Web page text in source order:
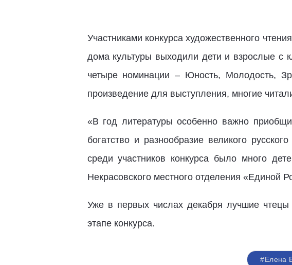
Участниками конкурса художественного
дома культуры выходили дети и взрослые с
четыре номинации – Юность, Молодость,
произведение для выступления, многие
«В год литературы особенно важно
богатство и разнообразие великого
среди участников конкурса было много
Некрасовского местного отделения «Единой
Уже в первых числах декабря лучшие чтецы
этапе конкурса.
#Елена